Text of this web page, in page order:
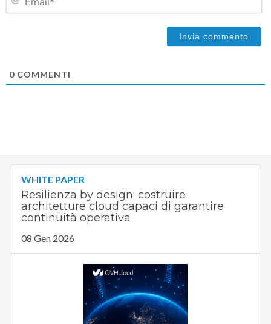
0 COMMENTI
WHITE PAPER
Resilienza by design: costruire
architetture cloud capaci di garantire
continuità operativa
08 Gen 2026